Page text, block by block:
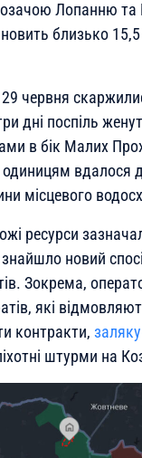
Лопанню
близько
червня
дні поспіль
в бік Малих
вдалося
місцевого
ресурси
новий
Зокрема,
які
контракти,
штурми на